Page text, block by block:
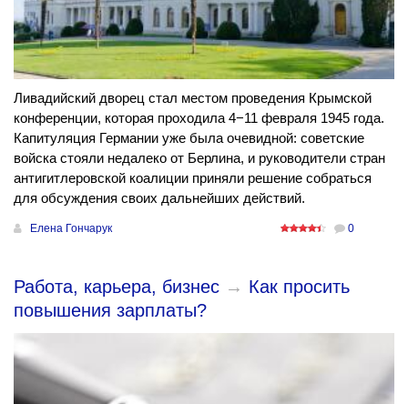
Ливадийский дворец стал местом проведения Крымской
конференции, которая проходила 4−11 февраля 1945 года.
Капитуляция Германии уже была очевидной: советские
войска стояли недалеко от Берлина, и руководители стран
антигитлеровской коалиции приняли решение собраться
для обсуждения своих дальнейших действий.
Елена Гончарук 0
Работа, карьера, бизнес → Как просить
повышения зарплаты?